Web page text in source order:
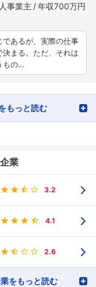
事業主 年収700万円
あるが、実際の仕事
まる。ただ、それは
もの…
もっと読む
業
3.2
4.1
2.6
をもっと読む